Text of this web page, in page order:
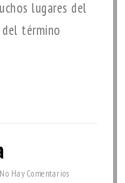
lugares del
término
No Hay Comentarios